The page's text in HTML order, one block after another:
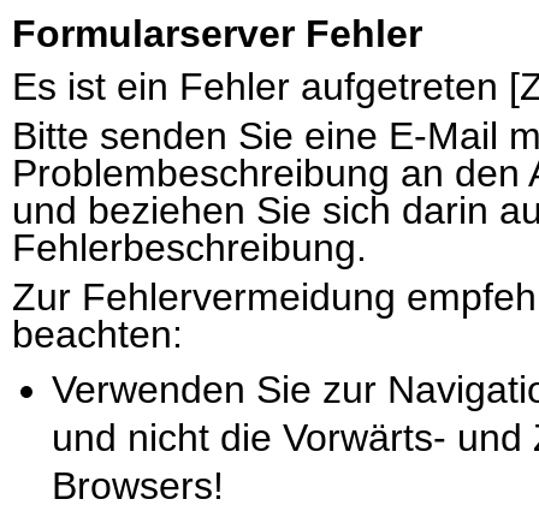
Formularserver Fehler
Es ist ein Fehler aufgetreten
Bitte senden Sie eine E-Mail
Problembeschreibung an
und beziehen Sie sich darin
Fehlerbeschreibung.
Zur Fehlervermeidung
beachten:
Verwenden Sie zur
und nicht die Vorwärts-
Browsers!